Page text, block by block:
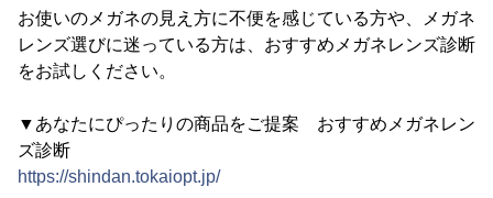
お使いのメガネの見え方に不便を感じている方や、メガネ
レンズ選びに迷っている方は、おすすめメガネレンズ診断
をお試しください。
▼あなたにぴったりの商品をご提案 おすすめメガネレン
ズ診断
https://shindan.tokaiopt.jp/